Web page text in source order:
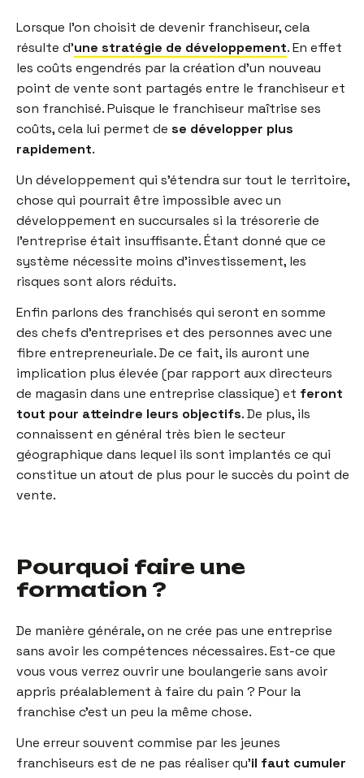
Lorsque l’on choisit de devenir franchiseur, cela
résulte d’une stratégie de développement. En effet
les coûts engendrés par la création d’un nouveau
point de vente sont partagés entre le franchiseur et
son franchisé. Puisque le franchiseur maîtrise ses
coûts, cela lui permet de se développer plus
rapidement.
Un développement qui s’étendra sur tout le territoire,
chose qui pourrait être impossible avec un
développement en succursales si la trésorerie de
l’entreprise était insuffisante. Étant donné que ce
système nécessite moins d’investissement, les
risques sont alors réduits.
Enfin parlons des franchisés qui seront en somme
des chefs d’entreprises et des personnes avec une
fibre entrepreneuriale. De ce fait, ils auront une
implication plus élevée (par rapport aux directeurs
de magasin dans une entreprise classique) et feront
tout pour atteindre leurs objectifs. De plus, ils
connaissent en général très bien le secteur
géographique dans lequel ils sont implantés ce qui
constitue un atout de plus pour le succès du point de
vente.
Pourquoi faire une
formation ?
De manière générale, on ne crée pas une entreprise
sans avoir les compétences nécessaires. Est-ce que
vous vous verrez ouvrir une boulangerie sans avoir
appris préalablement à faire du pain ? Pour la
franchise c’est un peu la même chose.
Une erreur souvent commise par les jeunes
franchiseurs est de ne pas réaliser qu’il faut cumuler